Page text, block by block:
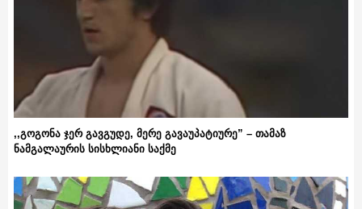
,,გოგონა ჯერ გავგუდე, მერე გავაუპატიურე” – თამაზ
ნამგალაურის სისხლიანი საქმე